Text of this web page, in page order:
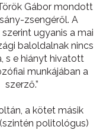
Gábor mondott
zsengéről. A
ugyanis a mai
baloldalnak nincs
s e hiányt hivatott
munkájában a
szerző.”
a kötet másik
politológus)